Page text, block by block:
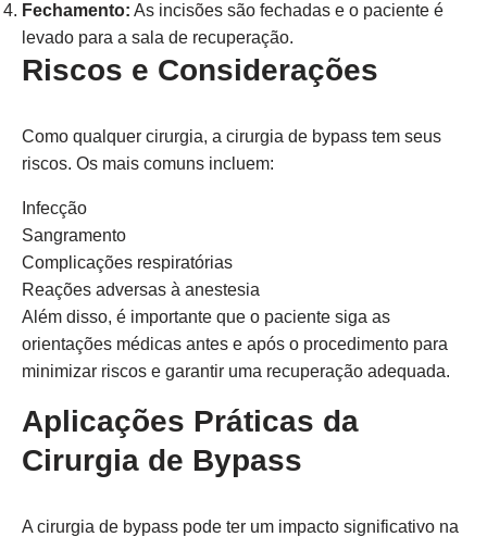
Fechamento: As incisões são fechadas e o paciente é
levado para a sala de recuperação.
Riscos e Considerações
Como qualquer cirurgia, a cirurgia de bypass tem seus
riscos. Os mais comuns incluem:
Infecção
Sangramento
Complicações respiratórias
Reações adversas à anestesia
Além disso, é importante que o paciente siga as
orientações médicas antes e após o procedimento para
minimizar riscos e garantir uma recuperação adequada.
Aplicações Práticas da
Cirurgia de Bypass
A cirurgia de bypass pode ter um impacto significativo na